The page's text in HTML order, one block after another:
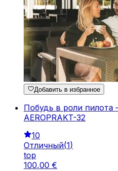
Добавить в избранное
Побудь в роли пилота
AEROPRAKT-32
10
Отличный(1)
top
100,00 €